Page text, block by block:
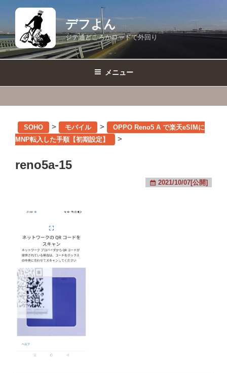
テ
ン
ツ
デフよん
ジテ通どころかロードで外回り
メニュー
SOHO > モバイル >
OPPO Reno5 A で楽天eSIMに
MNP転入した手順【初期設定】
>
reno5a-15
2021/10/07[公開]